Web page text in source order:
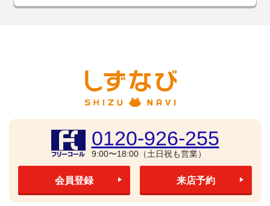
0120-926-255
9:00〜18:00（土日祝も営業）
会員登録 来店予約